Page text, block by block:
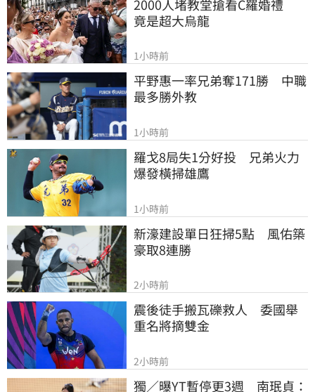
2000人堵教堂搶看C羅婚禮
竟是超大烏龍
1小時前
平野惠一率兄弟奪171勝　中職
最多勝外教
1小時前
羅戈8局失1分好投　兄弟火力
爆發橫掃雄鷹
1小時前
新濠建設單日狂掃5點　風佑築
豪取8連勝
2小時前
震後徒手搬瓦礫救人　委國舉
重名將摘雙金
2小時前
獨／曝YT暫停更3週　南珉貞：